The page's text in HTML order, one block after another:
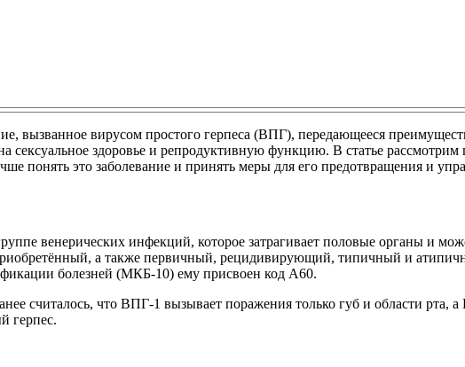
вызванное вирусом простого герпеса (ВПГ), передающееся
сексуальное здоровье и репродуктивную функцию. В статье
понять это заболевание и принять меры для его предотвращения и
венерических инфекций, которое затрагивает половые органы и
а также первичный, рецидивирующий, типичный и
болезней (МКБ-10) ему присвоен код A60.
считалось, что ВПГ-1 вызывает поражения только губ и области рта,
герпес.